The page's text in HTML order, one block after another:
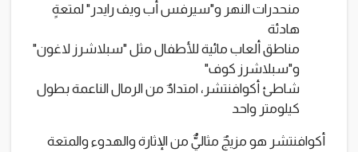
منحدرات النهر و"سيرفس أب ويف رايدر" لمتعةٍ
هادئة
مناطق ألعاب مائية للأطفال مثل "سبلاشرز لاغون"
و"سبلاشرز كوف"
شاطئ أكوافنتشر، امتدادٌ من الرمال الناعمة بطول
كيلومتر واحد
أكوافنتشر هو مزيجٌ مثاليٌّ من الإثارة والهدوء والمتعة